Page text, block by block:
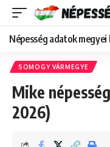
Népesség adatok megyei
SOMOGY VÁRMEGYE
Mike
2026)